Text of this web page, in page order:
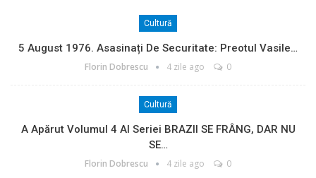
Cultură
5 August 1976. Asasinați De Securitate: Preotul Vasile…
Florin Dobrescu 4 zile ago 0
Cultură
A Apărut Volumul 4 Al Seriei BRAZII SE FRÂNG, DAR NU
SE…
Florin Dobrescu 4 zile ago 0